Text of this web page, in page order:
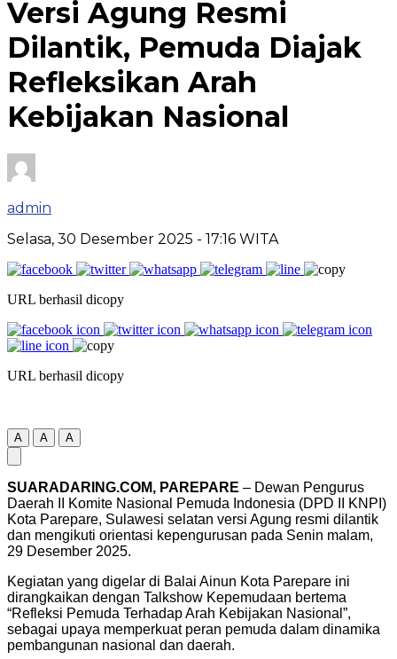
Versi Agung Resmi
Dilantik, Pemuda Diajak
Refleksikan Arah
Kebijakan Nasional
admin
Selasa, 30 Desember 2025 - 17:16 WITA
URL berhasil dicopy
URL berhasil dicopy
A A A
SUARADARING.COM, PAREPARE – Dewan Pengurus
Daerah II Komite Nasional Pemuda Indonesia (DPD II KNPI)
Kota Parepare, Sulawesi selatan versi Agung resmi dilantik
dan mengikuti orientasi kepengurusan pada Senin malam,
29 Desember 2025.
Kegiatan yang digelar di Balai Ainun Kota Parepare ini
dirangkaikan dengan Talkshow Kepemudaan bertema
“Refleksi Pemuda Terhadap Arah Kebijakan Nasional”,
sebagai upaya memperkuat peran pemuda dalam dinamika
pembangunan nasional dan daerah.